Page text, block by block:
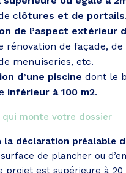
clôtures et de portails.
de l’aspect extérieur
rénovation de façade,
menuiseries, etc.
d’une piscine dont le
inférieur à 100 m2.
qui monte votre dossier
la déclaration préalable
de plancher ou
projet est supérieure à 20